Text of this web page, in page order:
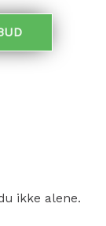
ikke alene.